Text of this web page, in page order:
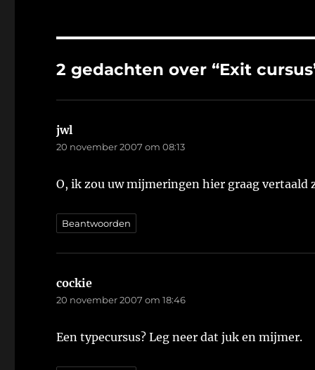
2 gedachten over “Exit
jwl
20 november 2007 om 08:13
O, ik zou uw mijmeringen hier graag vertaald
Beantwoorden
cockie
20 november 2007 om 18:46
Een typecursus? Leg neer dat juk en mijmer.